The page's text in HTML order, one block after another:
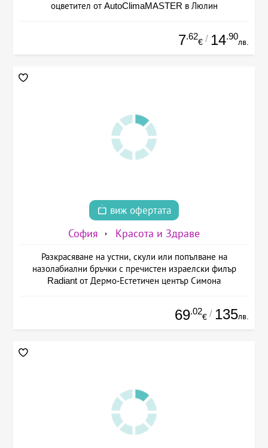
оцветител от AutoClimaMASTER в Люлин
7.62
€ / 14.90
лв.
виж офертата
София Красота и Здраве
Разкрасяване на устни, скули или попълване на
назолабиални бръчки с пречистен израелски филър
Radiant от Дермо-Естетичен център Симона
69.02
€ / 135лв.